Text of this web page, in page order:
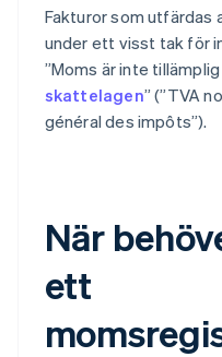
Fakturor som
under ett visst tak för
”Moms är inte
skattelagen” (”TVA
général des impôts”).
När
ett